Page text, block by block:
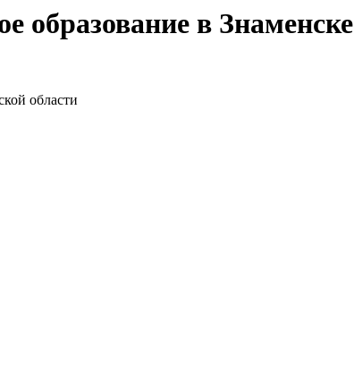
образование в Знаменске
области